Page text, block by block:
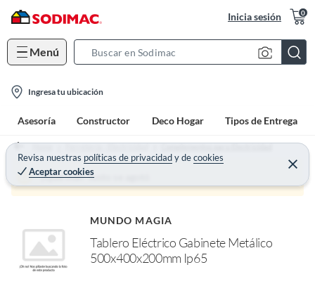
Inicia sesión 0
Menú
c
h
B
r
a
o
Ingresa tu ubicación
Asesoría Constructor Deco Hogar Tipos de Entrega
Revisa nuestras políticas de privacidadydecookies
Aceptar cookies
C
e
r
Home Ferretería - Electricidad Complementos para Electricidad
¡Qué mal! Justo se agotó
MUNDO MAGIA
Tablero Eléctrico Gabinete Metálico
500x400x200mm Ip65